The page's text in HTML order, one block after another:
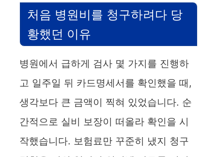
처음 병원비를 청구하려다 당
황했던 이유
병원에서 급하게 검사 몇 가지를 진행하
고 일주일 뒤 카드명세서를 확인했을 때,
생각보다 큰 금액이 찍혀 있었습니다. 순
간적으로 실비 보장이 떠올라 확인을 시
작했습니다. 보험료만 꾸준히 냈지 청구